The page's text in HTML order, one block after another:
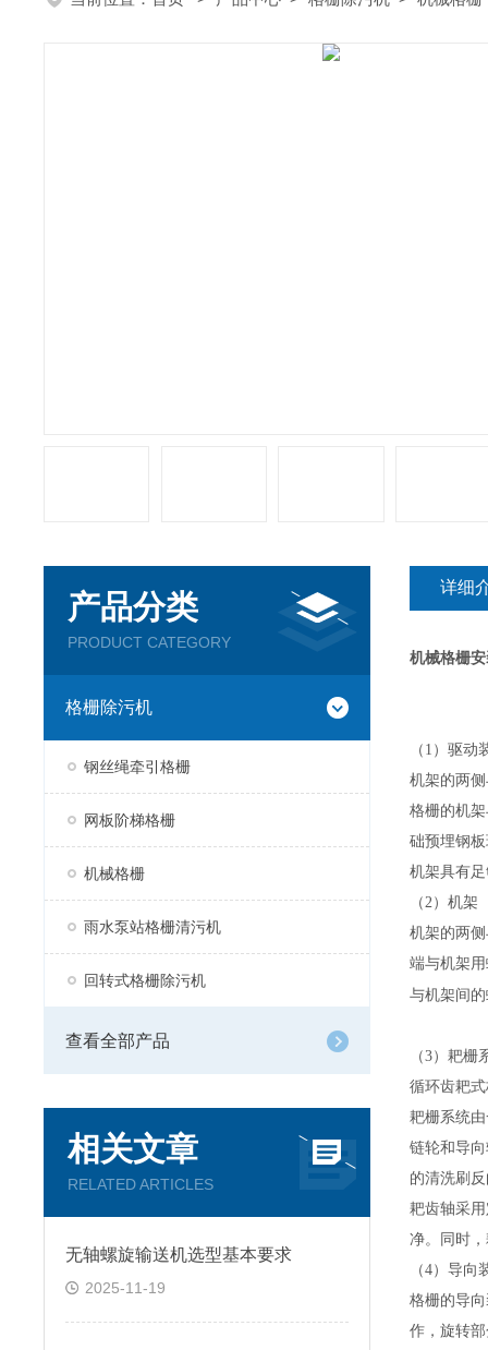
产品分类
PRODUCT CATEGORY
格栅除污机
钢丝绳牵引格栅
网板阶梯格栅
机械格栅
雨水泵站格栅清污机
回转式格栅除污机
查看全部产品
相关文章
RELATED ARTICLES
无轴螺旋输送机选型基本要求
2025-11-19
详细
机械格栅
（ 1
机架的两
格栅的机
础预埋钢
机架具有
（2
机架的两
端与机架
与机架间
（3
循环齿耙
耙栅系统
链轮和导
的清洗刷
耙齿轴采
净。同时
（4）导向
格栅的导
作，旋转